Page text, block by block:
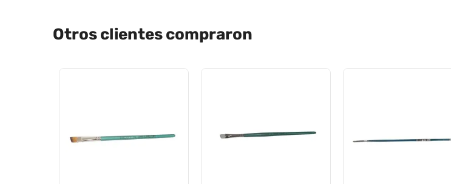
Otros clientes compraron